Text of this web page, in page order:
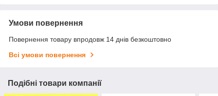
Умови повернення
Повернення товару впродовж 14 днів безкоштовно
Всі умови повернення
Подібні товари компанії